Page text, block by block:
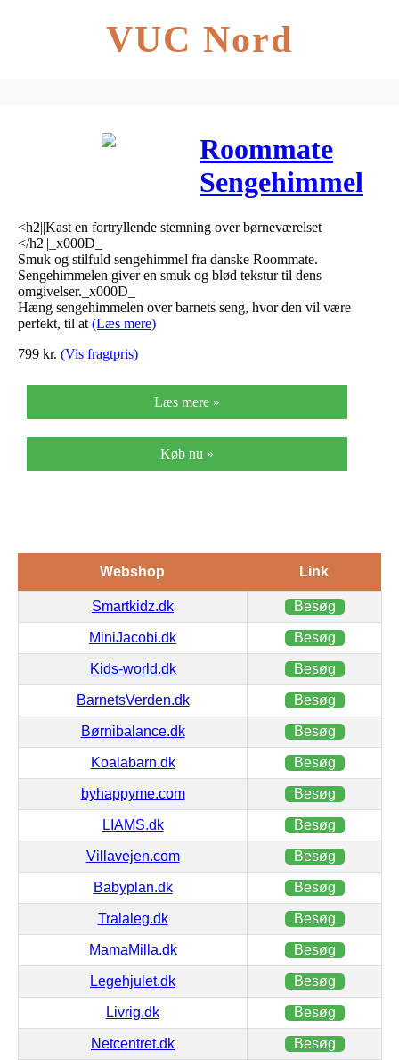
VUC Nord
Roommate
Sengehimmel
White Golden
dots
<h2||Kast en fortryllende stemning over børneværelset
</h2||_x000D_
Smuk og stilfuld sengehimmel fra danske Roommate.
Sengehimmelen giver en smuk og blød tekstur til dens
omgivelser._x000D_
Hæng sengehimmelen over barnets seng, hvor den vil være
perfekt, til at (Læs mere)
799 kr. (Vis fragtpris)
Læs mere »
Køb nu »
Webshop Link
Smartkidz.dk Besøg
MiniJacobi.dk Besøg
Kids-world.dk Besøg
BarnetsVerden.dk Besøg
Børnibalance.dk Besøg
Koalabarn.dk Besøg
byhappyme.com Besøg
LIAMS.dk Besøg
Villavejen.com Besøg
Babyplan.dk Besøg
Tralaleg.dk Besøg
MamaMilla.dk Besøg
Legehjulet.dk Besøg
Livrig.dk Besøg
Netcentret.dk Besøg